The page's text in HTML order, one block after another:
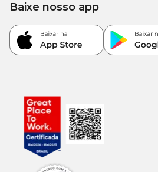
Baixe nosso app